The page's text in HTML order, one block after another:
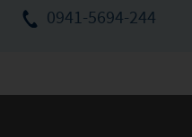
0941-5694-244